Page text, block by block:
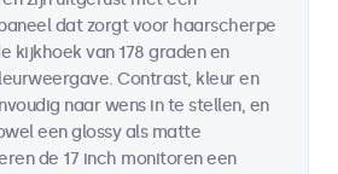
dat zorgt voor haarscherpe
kijkhoek van 178 graden en
Contrast, kleur en
naar wens in te stellen, en
een glossy als matte
de 17 inch monitoren een